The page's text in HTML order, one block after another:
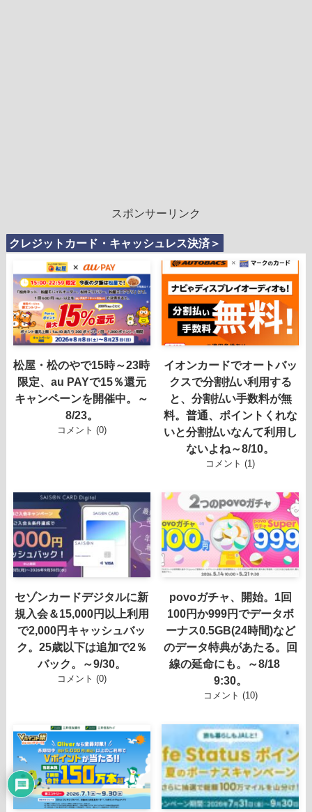
スポンサーリンク
クレジットカード・キャッシュレス決済＞
松屋・松のやで15時～23時
限定、au PAYで15％還元
キャンペーンを開催中。～
8/23。
コメント (0)
イオンカードでオートバッ
クスで分割払い利用する
と、分割払い手数料が無
料。普通、ポイントくれな
いと分割払いなんて利用し
ないよね～8/10。
コメント (1)
セゾンカードデジタルに新
規入会＆15,000円以上利用
で2,000円キャッシュバッ
ク。25歳以下は追加で2％
バック。～9/30。
コメント (0)
povoガチャ、開始。1回
100円か999円でデータボ
ーナス0.5GB(24時間)など
のデータ特典があたる。回
線の延命にも。～8/18
9:30。
コメント (10)